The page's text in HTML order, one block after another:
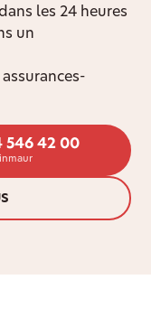
les 24 heures
un
546 42 00